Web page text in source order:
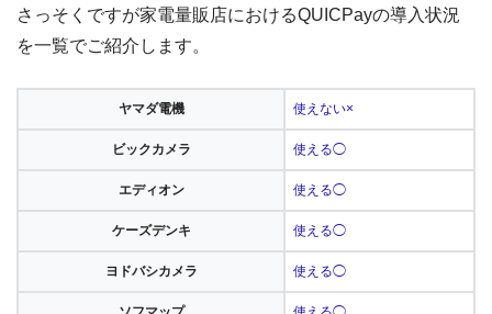
さっそくですが家電量販店におけるQUICPayの導入状況
を一覧でご紹介します。
ヤマダ電機 使えない×
ビックカメラ 使える◯
エディオン 使える◯
ケーズデンキ 使える◯
ヨドバシカメラ 使える◯